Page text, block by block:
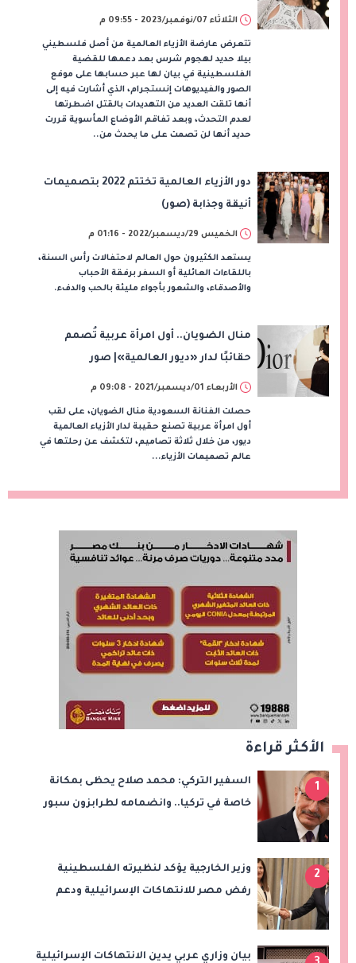
الثلاثاء 07/نوفمبر/2023 - 09:55 م
تتعرض عارضة الأزياء العالمية من أصل فلسطيني
بيلا حديد لهجوم شرس بعد دعمها للقضية
الفلسطينية في بيان لها عبر حسابها على موفع
الصور والفيديوهات إنستجرام، الذي أشارت فيه إلى
أنها تلقت العديد من التهديدات بالقتل اضطرتها
لعدم التحدث، وبعد تفاقم الأوضاع المأسوية قررت
حديد أنها لن تصمت على ما يحدث من..
دور الأزياء العالمية تختتم 2022 بتصميمات
أنيقة وجذابة (صور)
الخميس 29/ديسمبر/2022 - 01:16 م
يستعد الكثيرون حول العالم لاحتفالات رأس السنة،
باللقاءات العائلية أو السفر برفقة الأحباب
والأصدقاء، والشعور بأجواء مليئة بالحب والدفء.
منال الضويان.. أول امرأة عربية تُصمم
حقائبًا لدار «ديور العالمية»| صور
الأربعاء 01/ديسمبر/2021 - 09:08 م
حصلت الفنانة السعودية منال الضويان، على لقب
أول امرأة عربية تصنع حقيبة لدار الأزياء العالمية
ديور، من خلال ثلاثة تصاميم، لتكشف عن رحلتها في
عالم تصميمات الأزياء...
الأكثر قراءة
1
السفير التركي: محمد صلاح يحظى بمكانة
خاصة في تركيا.. وانضمامه لطرابزون سبور
2
وزير الخارجية يؤكد لنظيرته الفلسطينية
رفض مصر للانتهاكات الإسرائيلية ودعم
بيان وزاري عربي يدين الانتهاكات الإسرائيلية